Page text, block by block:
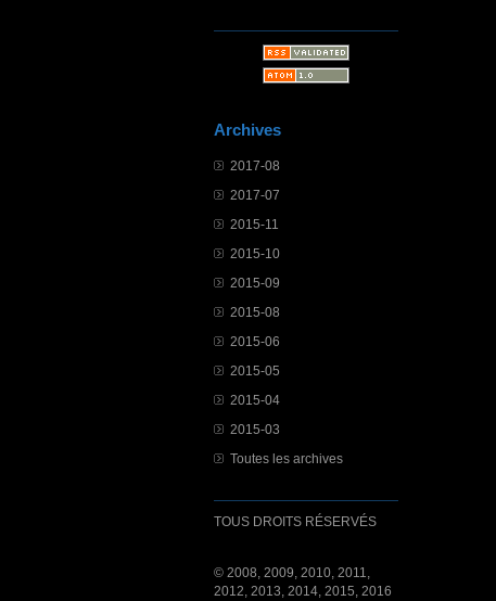
Archives
2017-08
2017-07
2015-11
2015-10
2015-09
2015-08
2015-06
2015-05
2015-04
2015-03
Toutes les archives
TOUS DROITS RÉSERVÉS
© 2008, 2009, 2010, 2011,
2012, 2013, 2014, 2015, 2016